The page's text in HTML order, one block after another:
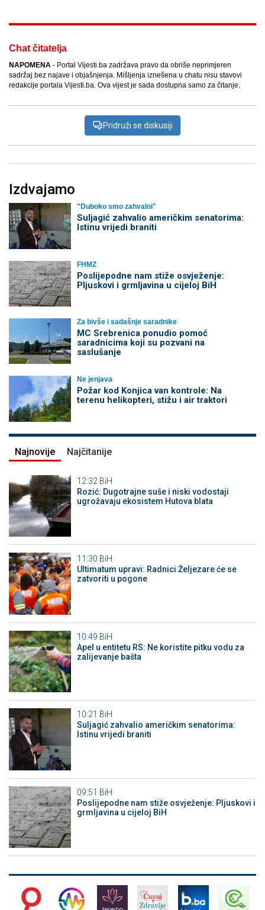
Chat čitatelja
NAPOMENA - Portal Vijesti.ba zadržava pravo da obriše neprimjeren
sadržaj bez najave i objašnjenja. Mišljenja iznešena u chatu nisu stavovi
redakcije portala Vijesti.ba. Ova vijest je sada dostupna samo za čitanje.
Pridruži se diskusiji
Izdvajamo
"Duboko smo zahvalni"
Suljagić zahvalio američkim senatorima:
Istinu vrijedi braniti
FHMZ
Poslijepodne nam stiže osvježenje:
Pljuskovi i grmljavina u cijeloj BiH
Za bivše i sadašnje saradnike
MC Srebrenica ponudio pomoć
saradnicima koji su pozvani na
saslušanje
Ne jenjava
Požar kod Konjica van kontrole: Na
terenu helikopteri, stižu i air traktori
Najnovije Najčitanije
12:32 BiH
Rozić: Dugotrajne suše i niski vodostaji
ugrožavaju ekosistem Hutova blata
11:30 BiH
Ultimatum upravi: Radnici Željezare će se
zatvoriti u pogone
10:49 BiH
Apel u entitetu RS: Ne koristite pitku vodu za
zalijevanje bašta
10:21 BiH
Suljagić zahvalio američkim senatorima:
Istinu vrijedi braniti
09:51 BiH
Poslijepodne nam stiže osvježenje: Pljuskovi i
grmljavina u cijeloj BiH